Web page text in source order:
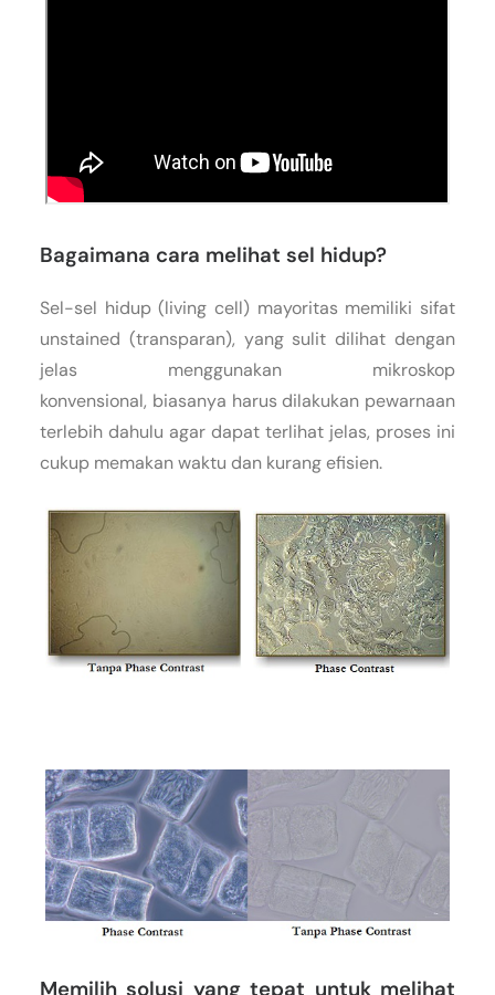
Bagaimana cara melihat sel hidup?
Sel-sel hidup (living cell) mayoritas memiliki sifat
unstained (transparan), yang sulit dilihat dengan
jelas menggunakan mikroskop
konvensional, biasanya harus dilakukan pewarnaan
terlebih dahulu agar dapat terlihat jelas, proses ini
cukup memakan waktu dan kurang efisien.
Memilih solusi yang tepat untuk melihat